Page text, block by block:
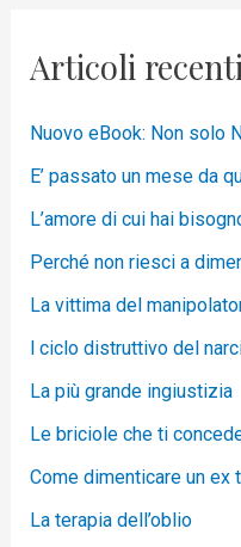
Articoli recenti
Nuovo eBook: Non solo
E’ passato un mese da
L’amore di cui hai
Perché non riesci a
La vittima del
l ciclo distruttivo del
La più grande ingiustizia
Le briciole che ti
Come dimenticare un ex
La terapia dell’oblio